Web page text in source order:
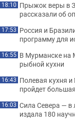
18:10 Прыжок веры в
рассказали об
17:53 Россия и
программу для
16:55 В Мурманске на
рыбной кухни
16:43 Полевая кухня
пройдет
16:03 Сила Севера — в
издала 180